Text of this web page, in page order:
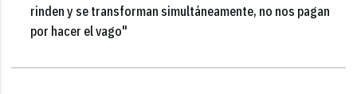
rinden y se transforman simultáneamente, no nos pagan
por hacer el vago"